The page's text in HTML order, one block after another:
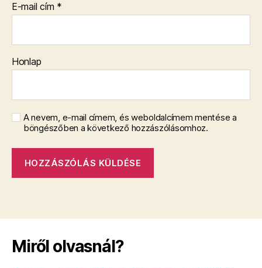
E-mail cím *
Honlap
A nevem, e-mail címem, és weboldalcímem mentése a
böngészőben a következő hozzászólásomhoz.
Miről olvasnál?